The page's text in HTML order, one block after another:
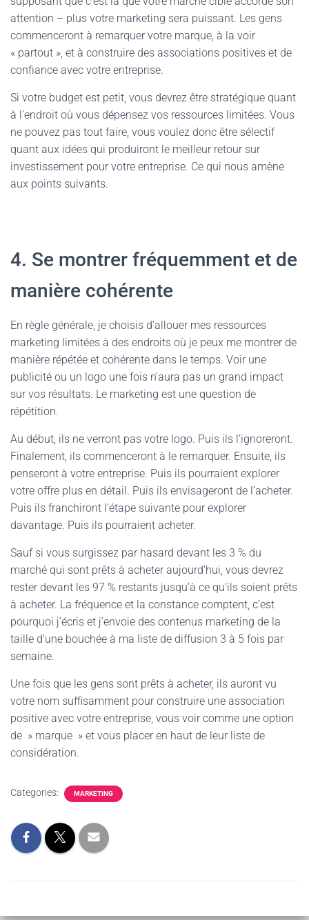
attention – plus votre marketing sera puissant. Les gens
commenceront à remarquer votre marque, à la voir
« partout », et à construire des associations positives et de
confiance avec votre entreprise.
Si votre budget est petit, vous devrez être stratégique quant
à l’endroit où vous dépensez vos ressources limitées. Vous
ne pouvez pas tout faire, vous voulez donc être sélectif
quant aux idées qui produiront le meilleur retour sur
investissement pour votre entreprise. Ce qui nous amène
aux points suivants.
4. Se montrer fréquemment et de
manière cohérente
En règle générale, je choisis d’allouer mes ressources
marketing limitées à des endroits où je peux me montrer de
manière répétée et cohérente dans le temps. Voir une
publicité ou un logo une fois n’aura pas un grand impact
sur vos résultats. Le marketing est une question de
répétition.
Au début, ils ne verront pas votre logo. Puis ils l’ignoreront.
Finalement, ils commenceront à le remarquer. Ensuite, ils
penseront à votre entreprise. Puis ils pourraient explorer
votre offre plus en détail. Puis ils envisageront de l’acheter.
Puis ils franchiront l’étape suivante pour explorer
davantage. Puis ils pourraient acheter.
Sauf si vous surgissez par hasard devant les 3 % du
marché qui sont prêts à acheter aujourd’hui, vous devrez
rester devant les 97 % restants jusqu’à ce qu’ils soient prêts
à acheter. La fréquence et la constance comptent, c’est
pourquoi j’écris et j’envoie des contenus marketing de la
taille d’une bouchée à ma liste de diffusion 3 à 5 fois par
semaine.
Une fois que les gens sont prêts à acheter, ils auront vu
votre nom suffisamment pour construire une association
positive avec votre entreprise, vous voir comme une option
de » marque » et vous placer en haut de leur liste de
considération.
Categories: MARKETING